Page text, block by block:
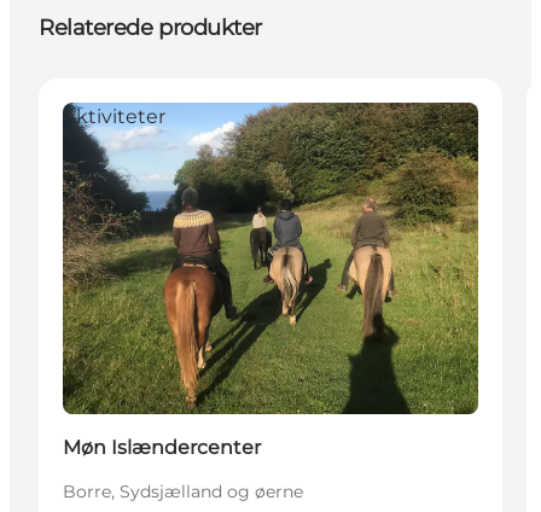
Relaterede produkter
Aktiviteter
Møn Islændercenter
Borre, Sydsjælland og øerne